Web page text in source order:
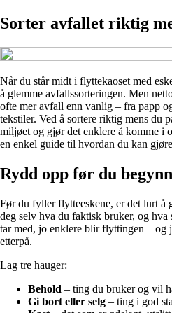
Sorter avfallet riktig
Når du står midt i flyttekaoset med
å glemme avfallssorteringen. Men
ofte mer avfall enn vanlig – fra papp
tekstiler. Ved å sortere riktig mens du
miljøet og gjør det enklere å komme i
en enkel guide til hvordan du kan
Rydd opp før du
Før du fyller flytteeskene, er det lurt å
deg selv hva du faktisk bruker, og hva
tar med, jo enklere blir flyttingen – og
etterpå.
Lag tre hauger:
Behold – ting du bruker og vil
Gi bort eller selg – ting i god